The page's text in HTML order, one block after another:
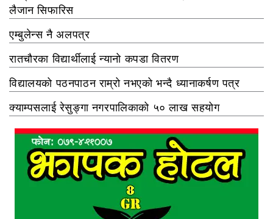
लैजान सिफारिस
एम्बुलेन्स नै अलपत्र
रातचौरका विद्यार्थीलाई न्यानो कपडा वितरण
विद्यालयको पठनपाठन राम्रो नभएको भन्दै ध्यानाकर्षण पत्र
क्याम्पसलाई रेसुङ्गा नगरपालिकाको ५० लाख सहयोग